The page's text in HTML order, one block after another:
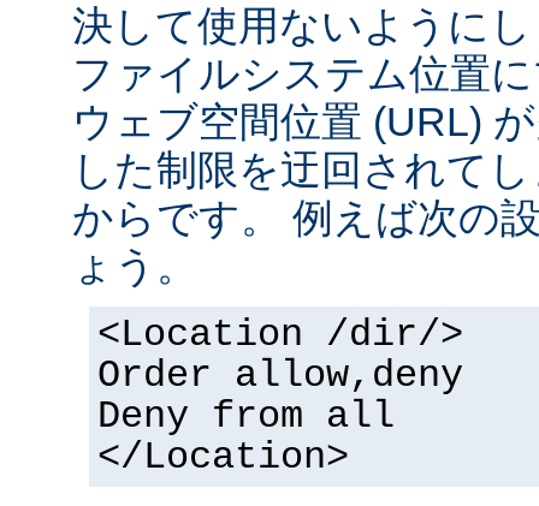
決して使用ないように
ファイルシステム位置
ウェブ空間位置 (URL)
した制限を迂回されて
からです。 例えば次の
ょう。
<Location /dir/>
Order allow,deny
Deny from all
</Location>